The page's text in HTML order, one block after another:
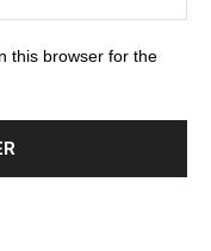
this browser for the